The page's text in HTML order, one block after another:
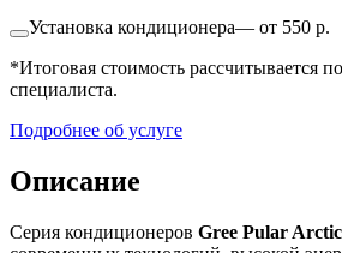
Установка кондиционера— от 550 р.
*Итоговая стоимость рассчитывается
специалиста.
Подробнее об услуге
Описание
Серия кондиционеров Gree Pular Arctic